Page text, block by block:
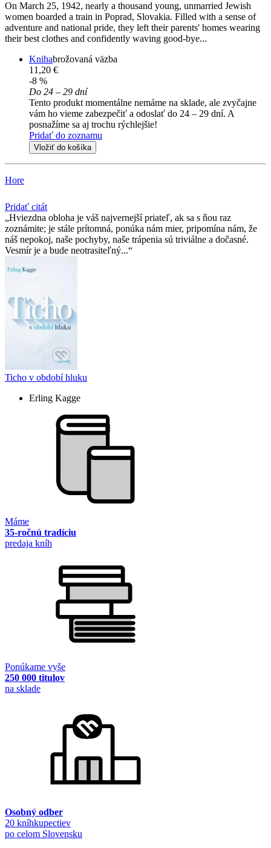
On March 25, 1942, nearly a thousand young, unmarried Jewish
women boarded a train in Poprad, Slovakia. Filled with a sense of
adventure and national pride, they left their parents' homes wearing
their best clothes and confidently waving good-bye...
Knihabrožovaná väzba
11,20 €
-8 %
Do 24 – 29 dní
Tento produkt momentálne nemáme na sklade, ale zvyčajne
vám ho vieme zabezpečiť a odoslať do 24 – 29 dní. A
posnažíme sa aj trochu rýchlejšie!
Pridať do zoznamu
Vložiť do košíka
Hore
Pridať citát
Hviezdna obloha je váš najvernejší priateľ, ak sa s ňou raz
zoznámite; je stále prítomná, ponúka nám mier, pripomína nám, že
náš nepokoj, naše pochyby, naše trápenia sú triviálne a dočasné.
Vesmír je a bude neotrasiteľný...
Ticho v období hluku
Erling Kagge
Máme
35-ročnú tradíciu
predaja kníh
Ponúkame vyše
250 000 titulov
na sklade
Osobný odber
20 kníhkupectiev
po celom Slovensku